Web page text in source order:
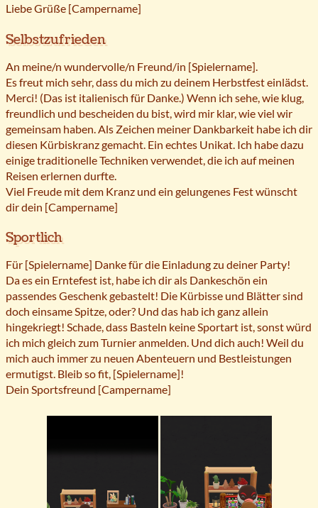
Liebe Grüße [Campername]
Selbstzufrieden
An meine/n wundervolle/n Freund/in [Spielername].
Es freut mich sehr, dass du mich zu deinem Herbstfest einlädst.
Merci! (Das ist italienisch für Danke.) Wenn ich sehe, wie klug,
freundlich und bescheiden du bist, wird mir klar, wie viel wir
gemeinsam haben. Als Zeichen meiner Dankbarkeit habe ich dir
diesen Kürbiskranz gemacht. Ein echtes Unikat. Ich habe dazu
einige traditionelle Techniken verwendet, die ich auf meinen
Reisen erlernen durfte.
Viel Freude mit dem Kranz und ein gelungenes Fest wünscht
dir dein [Campername]
Sportlich
Für [Spielername] Danke für die Einladung zu deiner Party!
Da es ein Erntefest ist, habe ich dir als Dankeschön ein
passendes Geschenk gebastelt! Die Kürbisse und Blätter sind
doch einsame Spitze, oder? Und das hab ich ganz allein
hingekriegt! Schade, dass Basteln keine Sportart ist, sonst würd
ich mich gleich zum Turnier anmelden. Und dich auch! Weil du
mich auch immer zu neuen Abenteuern und Bestleistungen
ermutigst. Bleib so fit, [Spielername]!
Dein Sportsfreund [Campername]